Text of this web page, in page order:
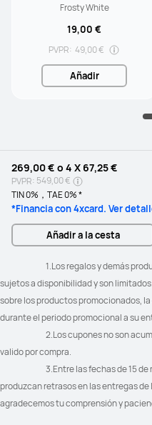
Frosty White
19,00 €
PVPR: 49,00 €
Añadir
269,00 € o 4 X 67,25 €
PVPR: 549,00 €
TIN 0%，TAE 0% *
*Financia con 4xcard. Ver
Añadir a la cesta
sujetos a disponibilidad y son
sobre los productos promocionados,
durante el periodo promocional a su
valido por compra.
produzcan retrasos en las entregas
agradecemos tu comprensión y